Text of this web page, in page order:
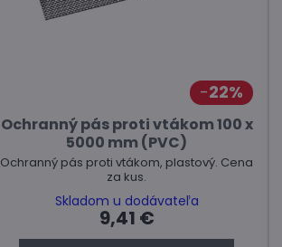
22%
Ochranný pás proti vtákom 100 x
5000 mm (PVC)
Ochranný pás proti vtákom, plastový. Cena
za kus.
Skladom u dodávateľa
9,41 €